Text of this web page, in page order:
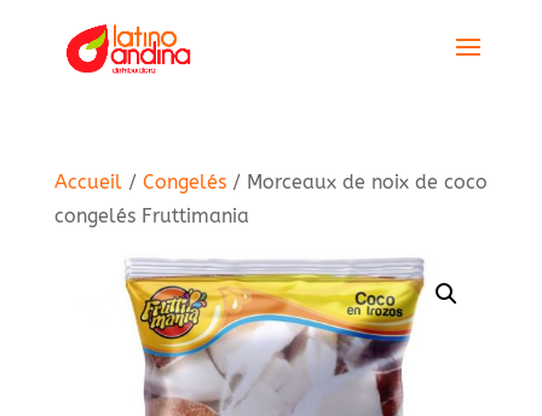
Accueil/ Congelés/ Morceaux de noix de coco
congelés Fruttimania